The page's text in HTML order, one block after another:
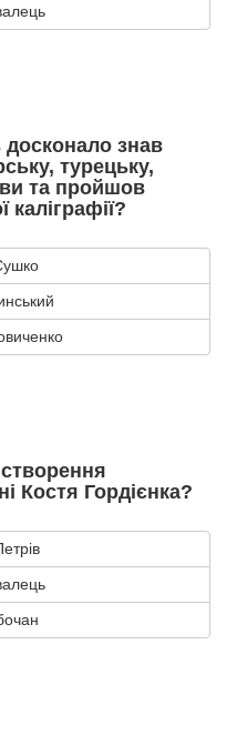
досконало знав
турецьку,
та пройшов
каліграфії?
Костя Гордієнка?